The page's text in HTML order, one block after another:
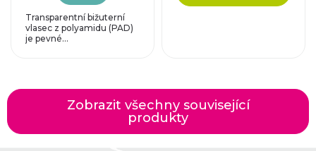
Transparentní bižuterní
vlasec z polyamidu (PAD)
je pevné...
Zobrazit všechny související
produkty